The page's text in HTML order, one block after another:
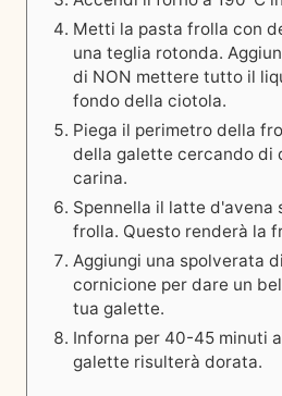
Metti la pasta frolla con
una teglia rotonda.
di NON mettere tutto il
fondo della ciotola.
Piega il perimetro della
della galette cercando di
carina.
Spennella il latte d'avena
frolla. Questo renderà la
Aggiungi una spolverata
cornicione per dare un
tua galette.
Inforna per 40-45 minuti
galette risulterà dorata.